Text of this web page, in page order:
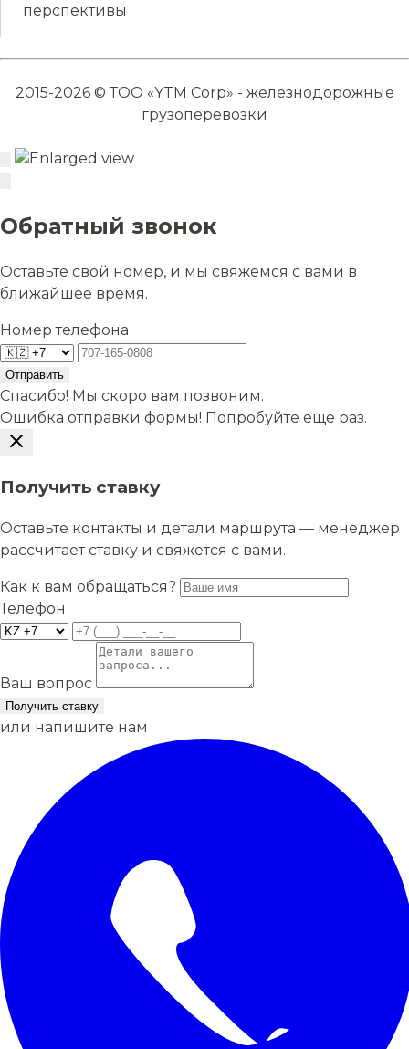
перспективы
2015-2026 © ТОО «YTM Corp» - железнодорожные
грузоперевозки
Обратный звонок
Оставьте свой номер, и мы свяжемся с вами в
ближайшее время.
Номер телефона
Отправить
Спасибо! Мы скоро вам позвоним.
Ошибка отправки формы! Попробуйте еще раз.
Получить ставку
Оставьте контакты и детали маршрута — менеджер
рассчитает ставку и свяжется с вами.
Как к вам обращаться?
Телефон
Ваш вопрос
Получить ставку
или напишите нам